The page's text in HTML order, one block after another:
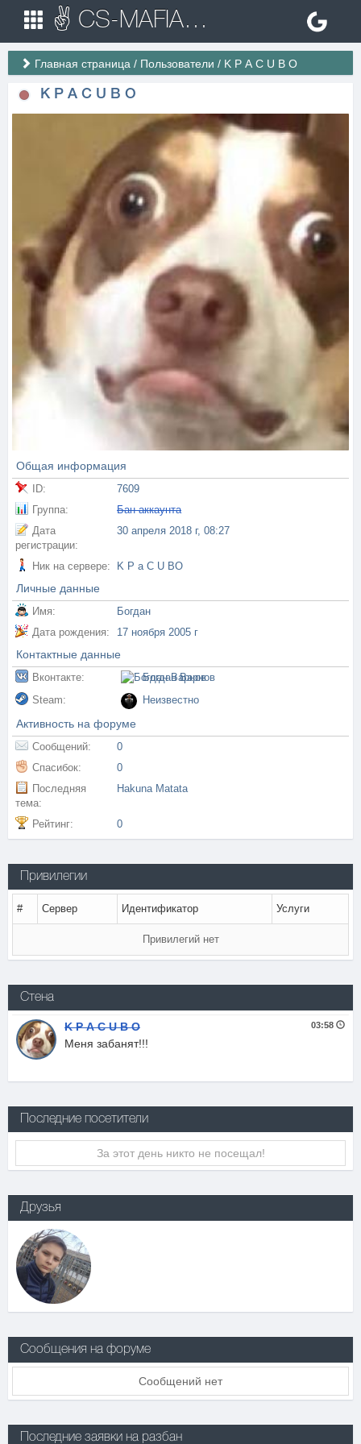
✌ CS-MAFIA.RU ✌ Игровые сервера Counter Strike 1.6
Главная страница / Пользователи / K P А C U B O
K P А C U B O
Общая информация
ID:
7609
Группа:
Бан аккаунта
Дата
регистрации:
30 апреля 2018 г, 08:27
Ник на сервере: K P a C U BO
Личные данные
Имя:
Богдан
Дата рождения:
17 ноября 2005 г
Контактные данные
Вконтакте:
Богдан Варнов
Steam:
Неизвестно
Активность на форуме
Сообщений:
0
Спасибок:
0
Последняя
тема:
Hakuna Matata
Рейтинг: 0
Привилегии
# Сервер Идентификатор Услуги
Привилегий нет
Стена
K P А C U B O 03:58
Меня забанят!!!
Последние посетители
За этот день никто не посещал!
Друзья
Сообщения на форуме
Сообщений нет
Последние заявки на разбан